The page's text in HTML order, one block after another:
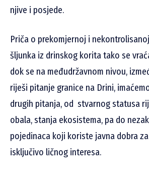
njive i posjede.
Priča o prekomjernoj i
šljunka iz drinskog korita tako se
dok se na međudržavnom nivou,
riješi pitanje granice na Drini,
drugih pitanja, od stvarnog statusa
obala, stanja ekosistema, pa do
pojedinaca koji koriste javna dobra
isključivo ličnog interesa.